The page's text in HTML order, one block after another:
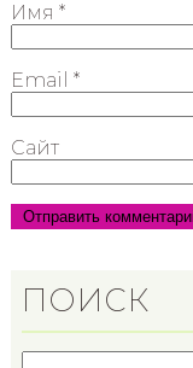
Имя *
Email *
Сайт
ПОИСК